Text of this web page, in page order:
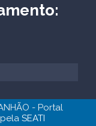
- Portal
SEATI